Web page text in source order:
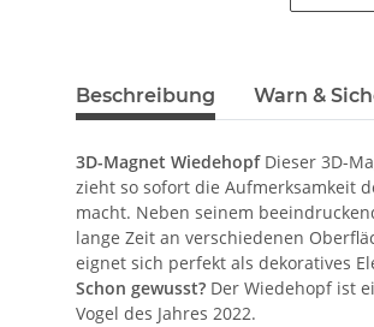
Beschreibung Warn &
3D-Magnet WiedehopfDieser 3D-
zieht so sofort die Aufmerksamkeit
macht. Neben seinem
lange Zeit an verschiedenen
eignet sich perfekt als dekoratives
Schon gewusst? Der Wiedehopf ist
Vogel des Jahres 2022.